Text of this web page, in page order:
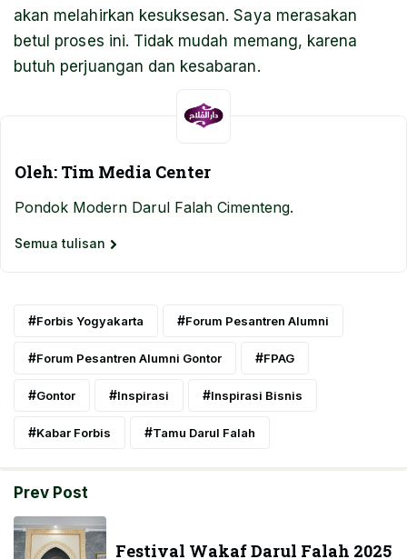
akan melahirkan kesuksesan. Saya merasakan
betul proses ini. Tidak mudah memang, karena
butuh perjuangan dan kesabaran.
Oleh: Tim Media Center
Pondok Modern Darul Falah Cimenteng.
Semua tulisan
Forbis Yogyakarta Forum Pesantren Alumni
Forum Pesantren Alumni Gontor FPAG
Gontor Inspirasi Inspirasi Bisnis
Kabar Forbis Tamu Darul Falah
Prev Post
Festival Wakaf Darul Falah 2025